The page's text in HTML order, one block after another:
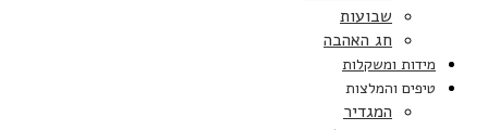
שבועות
חג האהבה
מידות ומשקלות
טיפים והמלצות
המגדיר